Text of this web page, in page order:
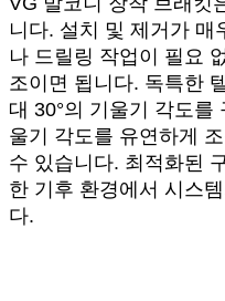
니다. 설치 및 제거가 매
나 드릴링 작업이 필요
조이면 됩니다. 독특한
대 30°의 기울기 각도를
울기 각도를 유연하게
수 있습니다. 최적화된
한 기후 환경에서 시스
다.